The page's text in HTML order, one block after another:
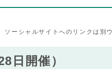
ソーシャルサイトへのリンクは別
日開催）